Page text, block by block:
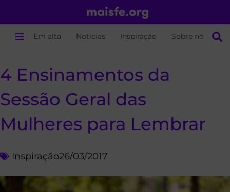
Em alta Notícias Inspiração Sobre nós
4 Ensinamentos da
Sessão Geral das
Mulheres para Lembrar
Inspiração26/03/2017